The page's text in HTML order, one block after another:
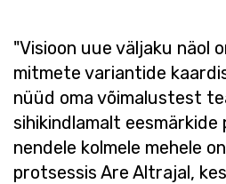
"Visioon uue väljaku näol
mitmete variantide
nüüd oma võimalustest
sihikindlamalt eesmärkide
nendele kolmele mehele
protsessis Are Altrajal,